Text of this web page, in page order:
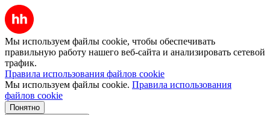
Мы используем файлы cookie, чтобы обеспечивать
правильную работу нашего веб-сайта и анализировать сетевой
трафик.
Правила использования файлов cookie
Мы используем файлы cookie. Правила использования
файлов cookie
Понятно